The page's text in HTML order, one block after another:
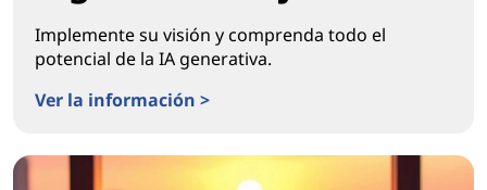
Implemente su visión y comprenda todo el
potencial de la IA generativa.
Ver la información >